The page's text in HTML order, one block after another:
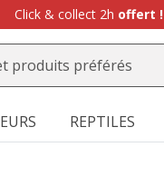
Click & collect 2h offert !
REPTILES